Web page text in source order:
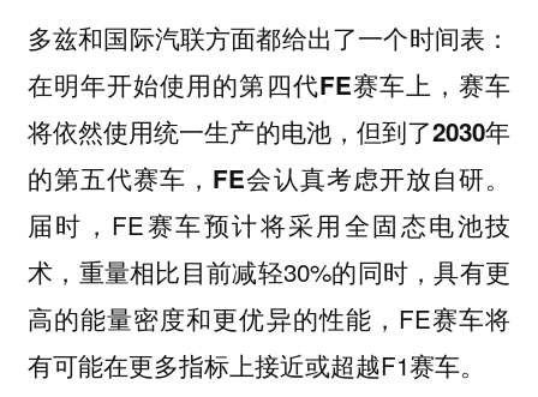
多兹和国际汽联方面都给出了一个时间表：
在明年开始使用的第四代FE赛车上，赛车
将依然使用统一生产的电池，但到了2030年
的第五代赛车，FE会认真考虑开放自研。
届时，FE赛车预计将采用全固态电池技
术，重量相比目前减轻30%的同时，具有更
高的能量密度和更优异的性能，FE赛车将
有可能在更多指标上接近或超越F1赛车。